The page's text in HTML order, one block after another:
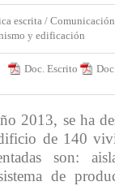
escrita /
y edificación
Doc. Escrito
2013, se ha
de 140
son:
de